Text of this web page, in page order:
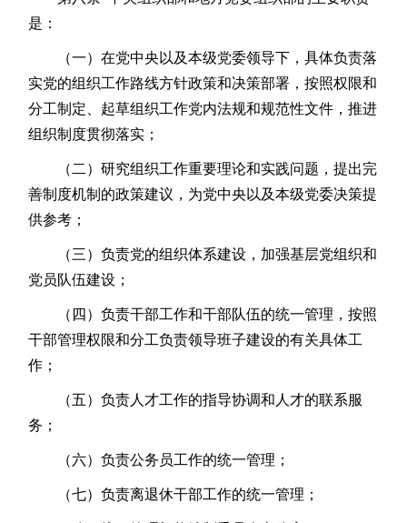
是：
（一）在党中央以及本级党委领导下，具体负责落
实党的组织工作路线方针政策和决策部署，按照权限和
分工制定、起草组织工作党内法规和规范性文件，推进
组织制度贯彻落实；
（二）研究组织工作重要理论和实践问题，提出完
善制度机制的政策建议，为党中央以及本级党委决策提
供参考；
（三）负责党的组织体系建设，加强基层党组织和
党员队伍建设；
（四）负责干部工作和干部队伍的统一管理，按照
干部管理权限和分工负责领导班子建设的有关具体工
作；
（五）负责人才工作的指导协调和人才的联系服
务；
（六）负责公务员工作的统一管理；
（七）负责离退休干部工作的统一管理；